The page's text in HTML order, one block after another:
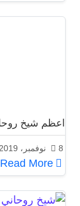
اعظم شيخ روحاني
8 نوفمبر، 2019
Read More
اعظم شيخ